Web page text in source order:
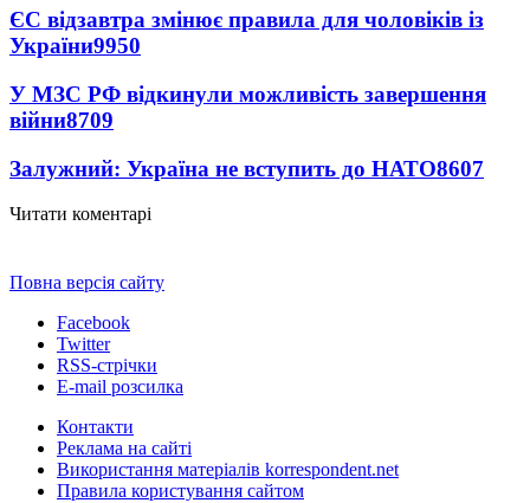
ЄС відзавтра змінює правила для чоловіків із
України9950
У МЗС РФ відкинули можливість завершення
війни8709
Залужний: Україна не вступить до НАТО8607
Читати коментарі
Повна версія сайту
Facebook
Twitter
RSS-стрічки
E-mail розсилка
Контакти
Реклама на сайті
Використання матеріалів korrespondent.net
Правила користування сайтом